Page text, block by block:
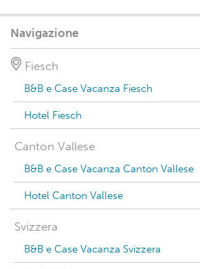
Navigazione
Fiesch
B&B e Case Vacanza Fiesch
Hotel Fiesch
Canton Vallese
B&B e Case Vacanza Canton Vallese
Hotel Canton Vallese
Svizzera
B&B e Case Vacanza Svizzera